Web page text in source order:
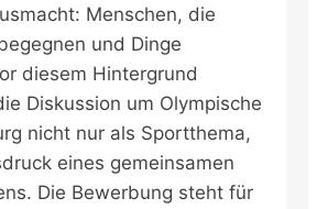
Menschen, die
und Dinge
diesem Hintergrund
Diskussion um Olympische
nicht nur als Sportthema,
eines gemeinsamen
Die Bewerbung steht für